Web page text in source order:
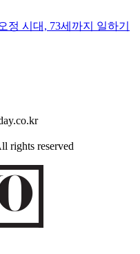
정 시대, 73세까지 일하기
rights reserved